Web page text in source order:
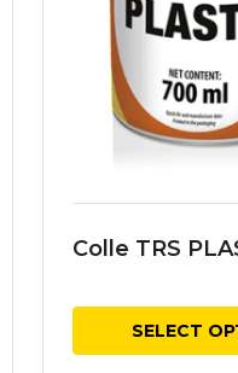
Colle TRS
SELECT